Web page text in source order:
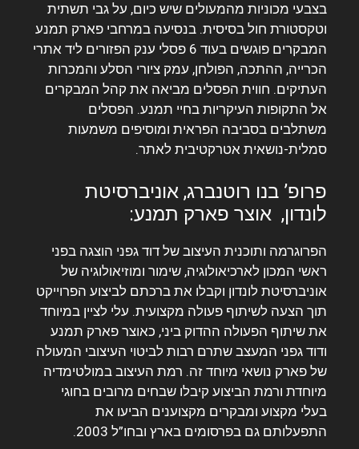
בצבעי מכוניות מהמעולים שיש כיום, על גבי תשתית
וטקסטורת חול בסיסית. בנסיעה במרחבי פארק תמנע
המבקרים פוגשים בעוד 6 פסלי ענק הפזורים ליד אתרי
הכרייה, ההתכה, הפולחן, עמק ציורי הסלע והמכרות
העתיקים. חווית הפסלים מביאה את קהל המבקרים
אל התקופות העיקריות בחיי תמנע. הפסלים
משתלבים בסביבה הפראית ומוסיפים משמעות
סמלית-נושאית אטרקטיבית לאתר.
פרופ’ בנו רוטנברג, אוניברסיטת
לונדון, אוצר פארק תמנע:
הפרוגרמה ותוכנית העיצוב של דוד גפני הוצגה בפני
ראשי המכון לארכיאולוגיה, שימור ומוזיאולוגיה של
אוניברסיטת לונדון וקבלו את ברכתם לביצוע הפרוייקט
תוך הצעה לשיתוף פעולה מקצועית. עלי לציין במיוחד
את שיתוף הפעולה ההדוק ביני, כאוצר פארק תמנע
ודוד גפני המעצב שתרם רבות לביטוי העיצובי המעולה
של פארק נושאי מיוחד זה. רמת העיצוב במולטימדיה
מיוחדת ורמת הביצוע קיבלו שבחים מרובים בחוגי
בעלי מקצוע ומבקרים מקצוענים הביעו את
התפעלותם גם בפרסומים בארץ ובחו”ל 2003.